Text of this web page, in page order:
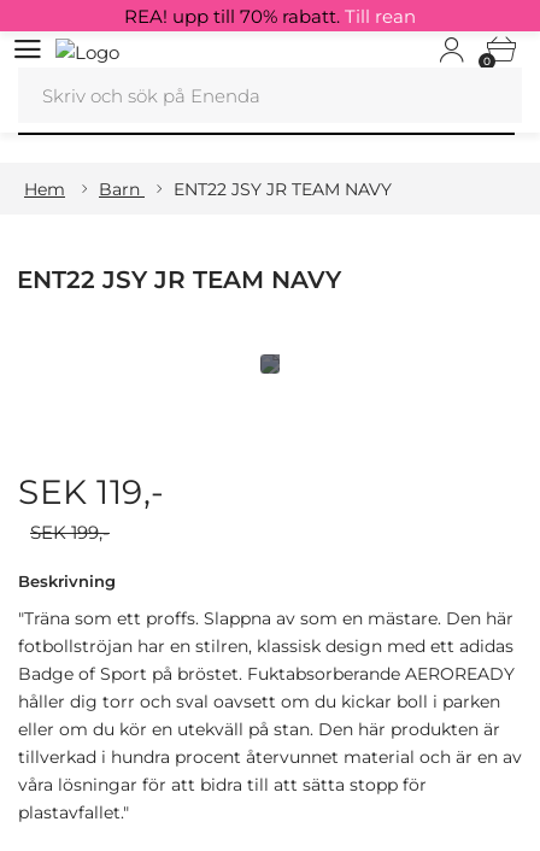
0
REA! upp till 70% rabatt. Till rean
Hem Barn ENT22 JSY JR TEAM NAVY
ENT22 JSY JR TEAM NAVY
SEK 119,-
SEK 199,-
Beskrivning
"Träna som ett proffs. Slappna av som en mästare. Den här
fotbollströjan har en stilren, klassisk design med ett adidas
Badge of Sport på bröstet. Fuktabsorberande AEROREADY
håller dig torr och sval oavsett om du kickar boll i parken
eller om du kör en utekväll på stan. Den här produkten är
tillverkad i hundra procent återvunnet material och är en av
våra lösningar för att bidra till att sätta stopp för
plastavfallet."